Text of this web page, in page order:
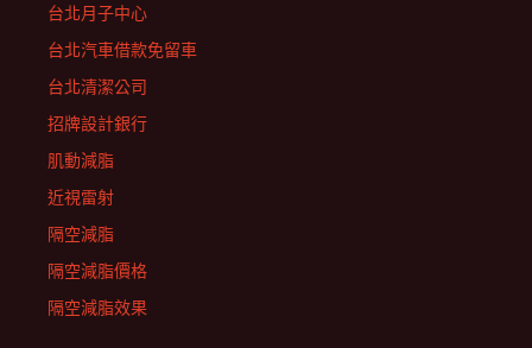
台北月子中心
台北汽車借款免留車
台北清潔公司
招牌設計銀行
肌動減脂
近視雷射
隔空減脂
隔空減脂價格
隔空減脂效果